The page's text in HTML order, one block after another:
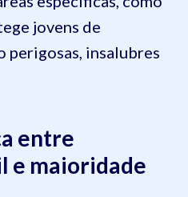
jovens de
perigosas, insalubres
entre
e maioridade